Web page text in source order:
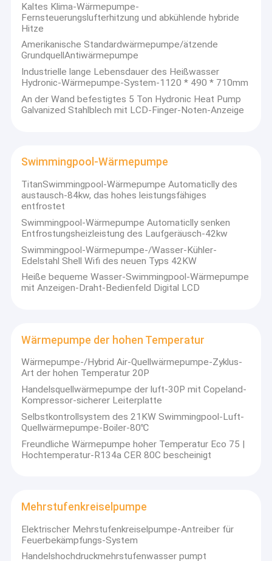
Zuhause
Produkte
Videos
Qualitätskontrolle
Kontakt
Neuigkeiten
Alle Fälle
Ecer
Kaltes Klima-Wärmepumpe-
Fernsteuerungslufterhitzung und abkühlende hybride
Hitze
Amerikanische Standardwärmepumpe/ätzende
GrundquellAntiwärmepumpe
Industrielle lange Lebensdauer des Heißwasser
Hydronic-Wärmepumpe-System-1120 * 490 * 710mm
An der Wand befestigtes 5 Ton Hydronic Heat Pump
Galvanized Stahlblech mit LCD-Finger-Noten-Anzeige
Swimmingpool-Wärmepumpe
TitanSwimmingpool-Wärmepumpe Automaticlly des
austausch-84kw, das hohes leistungsfähiges
entfrostet
Swimmingpool-Wärmepumpe Automaticlly senken
Entfrostungsheizleistung des Laufgeräusch-42kw
Swimmingpool-Wärmepumpe-/Wasser-Kühler-
Edelstahl Shell Wifi des neuen Typs 42KW
Heiße bequeme Wasser-Swimmingpool-Wärmepumpe
mit Anzeigen-Draht-Bedienfeld Digital LCD
Wärmepumpe der hohen Temperatur
Wärmepumpe-/Hybrid Air-Quellwärmepumpe-Zyklus-
Art der hohen Temperatur 20P
Handelsquellwärmepumpe der luft-30P mit Copeland-
Kompressor-sicherer Leiterplatte
Selbstkontrollsystem des 21KW Swimmingpool-Luft-
Quellwärmepumpe-Boiler-80℃
Freundliche Wärmepumpe hoher Temperatur Eco 75 |
Hochtemperatur-R134a CER 80C bescheinigt
Mehrstufenkreiselpumpe
Elektrischer Mehrstufenkreiselpumpe-Antreiber für
Feuerbekämpfungs-System
Handelshochdruckmehrstufenwasser pumpt
Technische Merkmale:
Automatische Kalibrierung ohne manuelle Bedienung und
externes Zubehör.
In der Lage, kleine verdächtige Partikel vor Ort durch ein
eingebautes Mikroskop zu erkennen.
Beurteilt das Zündrisiko und stoppt den Laser automatisch.
Gesamtbibliothekspektrum > 13.000 Arten und die
Unterstützung für mehrere Sprachen.
Eingebaute Bibliotheken:
Betäubungsmittel und Vorläufer: He-roin, Mor-phin, Metham-
phetamin, Ke-tamin, Ko-kain, MD-MA, Fen-tanyl, Cannabinoid,
Ephe-drin, Safrol usw.
Chemische Waffen: GB, GD, VX, HD usw.
Entzündliche und giftige Flüssigkeiten: Benzin, Kerosin,
Diesel, Methanol, Ethanol, Nitromethan, Ace-ton, Benzol,
Toluol, Acetonitril, Tetrahydrofuran, Chloroform usw.
Analgin, Polyethylen, Polystyrol usw.